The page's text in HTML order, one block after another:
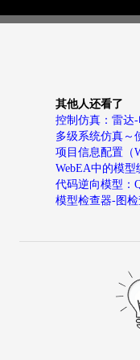
其他人还看了
控制仿真：雷达
多级系统仿真～
项目信息配置（
WebEA中的模型
代码逆向模型：
模型检查器-图检